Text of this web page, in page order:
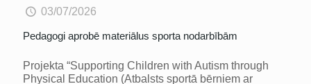
03/07/2026
Pedagogi aprobē materiālus sporta nodarbībām
Projekta “Supporting Children with Autism through
Physical Education (Atbalsts sportā bērniem ar